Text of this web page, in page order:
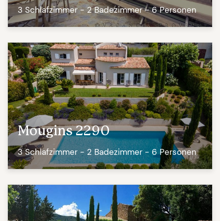
3 Schlafzimmer - 2 Badezimmer - 6 Personen
Mougins 2290
3 Schlafzimmer - 2 Badezimmer - 6 Personen